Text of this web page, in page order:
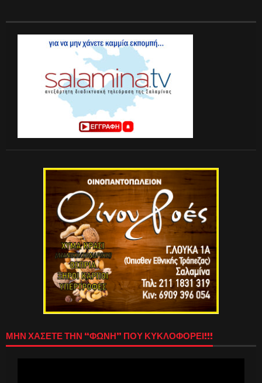
ΜΗΝ ΧΑΣΕΤΕ ΤΗΝ “ΦΩΝΗ” ΠΟΥ ΚΥΚΛΟΦΟΡΕΙ!!!